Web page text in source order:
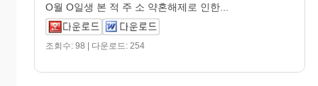
O월 O일생 본 적 주 소 약혼해제로 인한...
조회수: 98 | 다운로드: 254